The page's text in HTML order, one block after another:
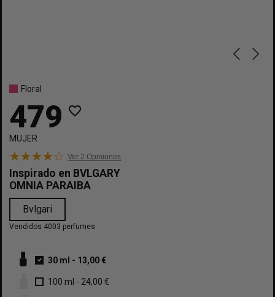
Floral
479 favorite_border
MUJER
Ver 2 Opiniones
Inspirado en BVLGARY
OMNIA PARAIBA
Bvlgari
Vendidos 4003 perfumes
30 ml - 13,00 €
100 ml - 24,00 €